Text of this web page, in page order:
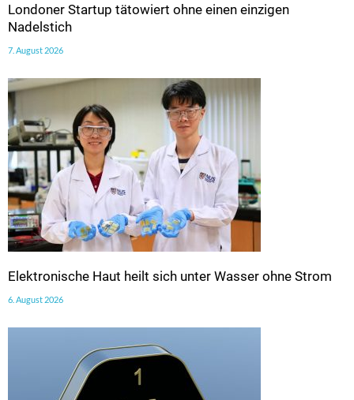
Londoner Startup tätowiert ohne einen einzigen
Nadelstich
7. August 2026
Elektronische Haut heilt sich unter Wasser ohne Strom
6. August 2026